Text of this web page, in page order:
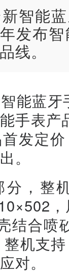
智能
发布
线。
能蓝
手表产
发定
。
分，整
结合喷
机支
对。